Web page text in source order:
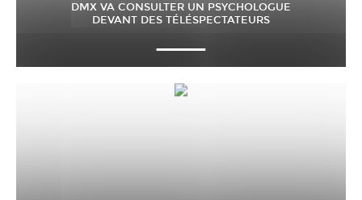
DMX VA CONSULTER UN PSYCHOLOGUE
DEVANT DES TÉLÉSPECTATEURS